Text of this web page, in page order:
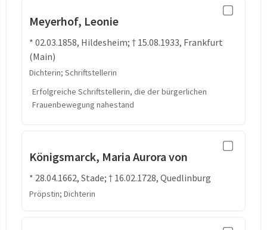
Meyerhof, Leonie
* 02.03.1858, Hildesheim; † 15.08.1933, Frankfurt
(Main)
Dichterin; Schriftstellerin
Erfolgreiche Schriftstellerin, die der bürgerlichen
Frauenbewegung nahestand
Königsmarck, Maria Aurora von
* 28.04.1662, Stade; † 16.02.1728, Quedlinburg
Pröpstin; Dichterin